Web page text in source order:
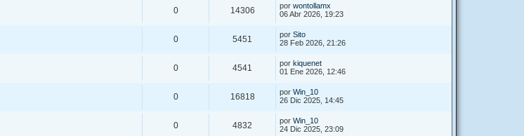
0 14306 por wontollamx
06 Abr 2026, 19:23
0 5451 por Sito
28 Feb 2026, 21:26
0 4541 por kiquenet
01 Ene 2026, 12:46
0 16818 por Win_10
26 Dic 2025, 14:45
0 4832 por Win_10
24 Dic 2025, 23:09